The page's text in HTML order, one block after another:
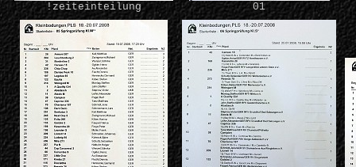
!zeiteinteilung 01